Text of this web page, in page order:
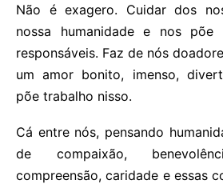
Não é exagero. Cuidar dos
nossa humanidade e nos põe
responsáveis. Faz de nós
um amor bonito, imenso,
põe trabalho nisso.
Cá entre nós, pensando
de compaixão,
compreensão, caridade e essas